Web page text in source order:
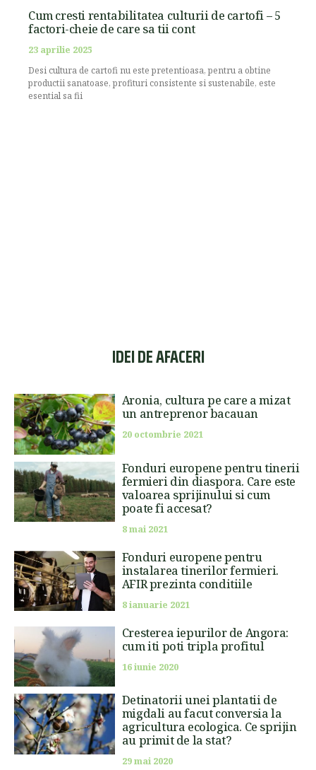
Cum cresti rentabilitatea culturii de cartofi – 5
factori-cheie de care sa tii cont
23 aprilie 2025
Desi cultura de cartofi nu este pretentioasa, pentru a obtine
productii sanatoase, profituri consistente si sustenabile, este
esential sa fii
IDEI DE AFACERI
Aronia, cultura pe care a mizat
un antreprenor bacauan
20 octombrie 2021
Fonduri europene pentru tinerii
fermieri din diaspora. Care este
valoarea sprijinului si cum
poate fi accesat?
8 mai 2021
Fonduri europene pentru
instalarea tinerilor fermieri.
AFIR prezinta conditiile
8 ianuarie 2021
Cresterea iepurilor de Angora:
cum iti poti tripla profitul
16 iunie 2020
Detinatorii unei plantatii de
migdali au facut conversia la
agricultura ecologica. Ce sprijin
au primit de la stat?
29 mai 2020